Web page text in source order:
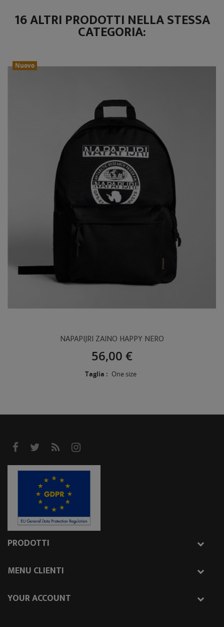
16 ALTRI PRODOTTI NELLA STESSA
CATEGORIA:
Nuovo
NAPAPIJRI ZAINO HAPPY NERO
56,00 €
Taglia : One size
PRODOTTI
MENU CLIENTI
YOUR ACCOUNT